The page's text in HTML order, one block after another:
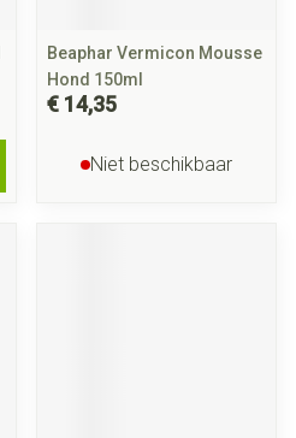
Beaphar Vermicon Mousse
Hond 150ml
€ 14,35
Niet beschikbaar